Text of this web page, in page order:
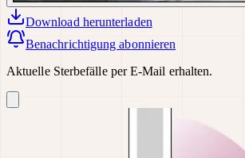
Download herunterladen
Benachrichtigung abonnieren
Aktuelle Sterbefälle per E-Mail erhalten.